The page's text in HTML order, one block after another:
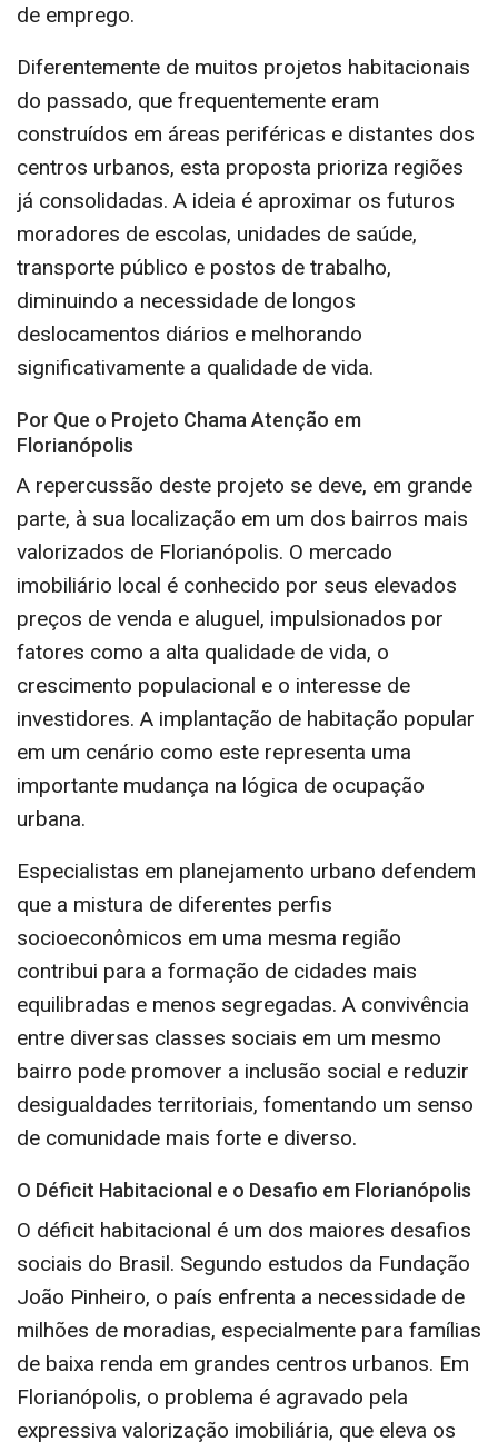
de emprego.
Diferentemente de muitos projetos habitacionais
do passado, que frequentemente eram
construídos em áreas periféricas e distantes dos
centros urbanos, esta proposta prioriza regiões
já consolidadas. A ideia é aproximar os futuros
moradores de escolas, unidades de saúde,
transporte público e postos de trabalho,
diminuindo a necessidade de longos
deslocamentos diários e melhorando
significativamente a qualidade de vida.
Por Que o Projeto Chama Atenção em
Florianópolis
A repercussão deste projeto se deve, em grande
parte, à sua localização em um dos bairros mais
valorizados de Florianópolis. O mercado
imobiliário local é conhecido por seus elevados
preços de venda e aluguel, impulsionados por
fatores como a alta qualidade de vida, o
crescimento populacional e o interesse de
investidores. A implantação de habitação popular
em um cenário como este representa uma
importante mudança na lógica de ocupação
urbana.
Especialistas em planejamento urbano defendem
que a mistura de diferentes perfis
socioeconômicos em uma mesma região
contribui para a formação de cidades mais
equilibradas e menos segregadas. A convivência
entre diversas classes sociais em um mesmo
bairro pode promover a inclusão social e reduzir
desigualdades territoriais, fomentando um senso
de comunidade mais forte e diverso.
O Déficit Habitacional e o Desafio em Florianópolis
O déficit habitacional é um dos maiores desafios
sociais do Brasil. Segundo estudos da Fundação
João Pinheiro, o país enfrenta a necessidade de
milhões de moradias, especialmente para famílias
de baixa renda em grandes centros urbanos. Em
Florianópolis, o problema é agravado pela
expressiva valorização imobiliária, que eleva os